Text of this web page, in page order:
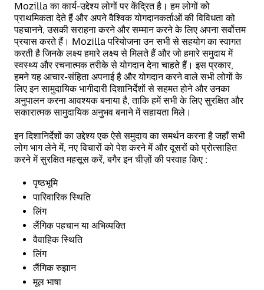
Mozilla का कार्य-उद्देश्य लोगों पर केंद्रित है। हम लोगों को
प्राथमिकता देते हैं और अपने वैश्विक योगदानकर्ताओं की विविधता को
पहचानने, उसकी सराहना करने और सम्मान करने के लिए अपना सर्वोत्तम
प्रयास करते हैं। Mozilla परियोजना उन सभी से सहयोग का स्वागत
करती है जिनके लक्ष्य हमारे लक्ष्य से मिलते हैं और जो हमारे समुदाय में
स्वस्थ्य और रचनात्मक तरीके से योगदान देना चाहते हैं। इस प्रकार,
हमने यह आचार-संहिता अपनाई है और योगदान करने वाले सभी लोगों के
लिए इन सामुदायिक भागीदारी दिशानिर्देशों से सहमत होने और उनका
अनुपालन करना आवश्यक बनाया है, ताकि हमें सभी के लिए सुरक्षित और
सकारात्मक सामुदायिक अनुभव बनाने में सहायता मिले।
इन दिशानिर्देशों का उद्देश्य एक ऐसे समुदाय का समर्थन करना है जहाँ सभी
लोग भाग लेने में, नए विचारों को पेश करने में और दूसरों को प्रोत्साहित
करने में सुरक्षित महसूस करें, बगैर इन चीज़ों की परवाह किए :
पृष्ठभूमि
पारिवारिक स्थिति
लिंग
लैंगिक पहचान या अभिव्यक्ति
वैवाहिक स्थिति
लिंग
लैंगिक रुझान
मूल भाषा